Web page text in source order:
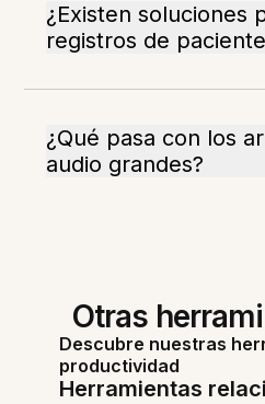
¿Existen soluciones
registros de
¿Qué pasa con los
audio grandes?
Otras
Descubre nuestras
productividad
Herramientas